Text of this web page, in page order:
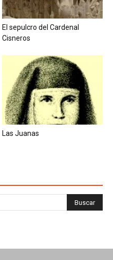
El sepulcro del Cardenal
Cisneros
Las Juanas